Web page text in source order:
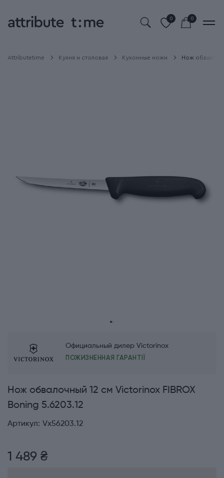
0 0
Attributetime Кухня и столовая Кухонные ножи Нож
Официальный дилер Victorinox
ПОЖИЗНЕННАЯ ГАРАНТІЇ
Нож обвалочный 12 см Victorinox FIBROX
Boning 5.6203.12
Артикул: Vx56203.12
1 489 ₴